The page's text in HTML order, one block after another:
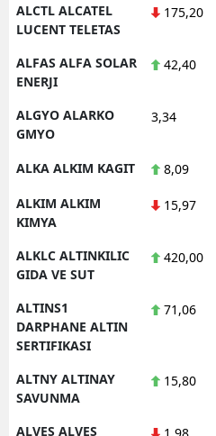
ALCTL ALCATEL
LUCENT TELETAS
175,20
ALFAS ALFA SOLAR
ENERJI
42,40
ALGYO ALARKO
GMYO
3,34
ALKA ALKIM KAGIT 8,09
ALKIM ALKIM
KIMYA
15,97
ALKLC ALTINKILIC
GIDA VE SUT
420,00
ALTINS1
DARPHANE ALTIN
SERTIFIKASI
71,06
ALTNY ALTINAY
SAVUNMA
15,80
ALVES ALVES
1,98